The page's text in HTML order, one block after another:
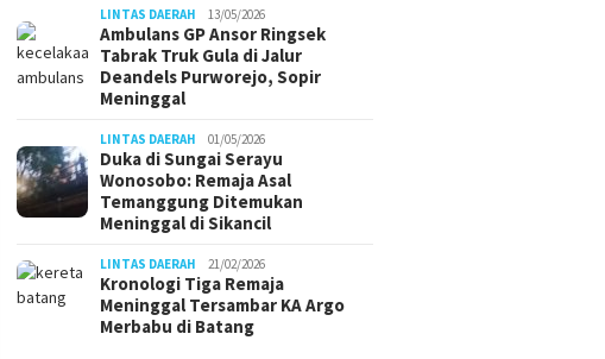
LINTAS DAERAH 13/05/2026
Ambulans GP Ansor Ringsek
Tabrak Truk Gula di Jalur
Deandels Purworejo, Sopir
Meninggal
LINTAS DAERAH 01/05/2026
Duka di Sungai Serayu
Wonosobo: Remaja Asal
Temanggung Ditemukan
Meninggal di Sikancil
LINTAS DAERAH 21/02/2026
Kronologi Tiga Remaja
Meninggal Tersambar KA Argo
Merbabu di Batang